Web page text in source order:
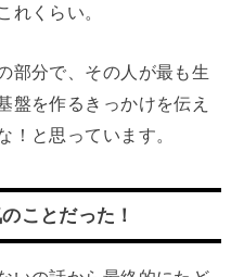
れくらい。
部分で、その人が最も生
盤を作るきっかけを伝え
！と思っています。
ことだった！